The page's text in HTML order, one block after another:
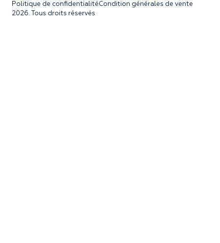
Politique de confidentialitéCondition générales de vente
2026. Tous droits réservés